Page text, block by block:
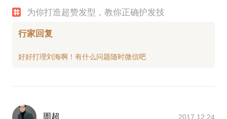
为你打造超赞发型，教你正确护发技
行家回复
周超 2017.12.24